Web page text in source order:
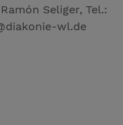
Seliger, Tel.:
wl.de